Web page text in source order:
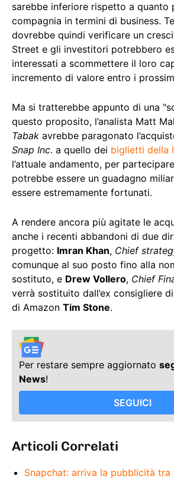
sarebbe inferiore rispetto a quanto
compagnia in termini di business.
dovrebbe quindi verificare un
Street e gli investitori potrebbero
interessati a scommettere il loro
incremento di valore entro i
Ma si tratterebbe appunto di una
questo proposito, l’analista Matt
Tabak avrebbe paragonato
Snap Inc. a quello dei biglietti della
l’attuale andamento, per
potrebbe essere un guadagno
essere estremamente fortunati.
A rendere ancora più agitate le
anche i recenti abbandoni di due
progetto: Imran Khan, Chief
comunque al suo posto fino alla
sostituto, e Drew Vollero, Chief
verrà sostituito dall’ex consigliere
di Amazon Tim Stone.
Per restare sempre aggiornato
News!
SEGUICI
Articoli Correlati
Snapchat: arriva la pubblicità tra